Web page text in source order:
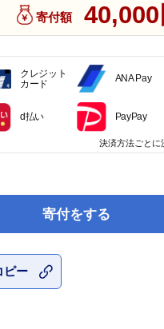
寄付額 40,000
寄付をする
ピー
クレジット
カード
ANA Pay
d払い PayPay
決済方法ごとに